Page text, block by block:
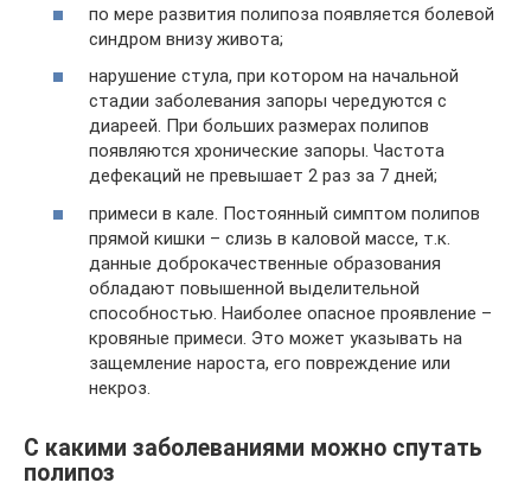
по мере развития полипоза появляется болевой
синдром внизу живота;
нарушение стула, при котором на начальной
стадии заболевания запоры чередуются с
диареей. При больших размерах полипов
появляются хронические запоры. Частота
дефекаций не превышает 2 раз за 7 дней;
примеси в кале. Постоянный симптом полипов
прямой кишки – слизь в каловой массе, т.к.
данные доброкачественные образования
обладают повышенной выделительной
способностью. Наиболее опасное проявление –
кровяные примеси. Это может указывать на
защемление нароста, его повреждение или
некроз.
С какими заболеваниями можно спутать
полипоз